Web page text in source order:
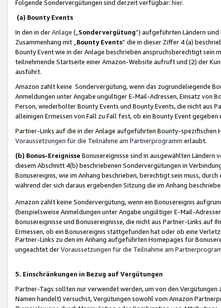
Folgende Sondervergütungen sind derzeit verfügbar: hier.
(a) Bounty Events
In den in derAnlage („ Sondervergütung“) aufgeführten Ländern
Zusammenhang mit „ Bounty Events“ die in dieser Ziffer 4 (a)
Bounty Event wie in der Anlage beschrieben anspruchsberechtigt sein
teilnehmende Startseite einer Amazon-Website aufruft und (2) der
ausführt.
Amazon zahlt keine Sondervergütung, wenn das zugrundeliegende
Anmeldungen unter Angabe ungültiger E-Mail-Adressen, Einsatz von
Person, wiederholter Bounty Events und Bounty Events, die nicht
alleinigen Ermessen von Fall zu Fall fest, ob ein Bounty Event
Partner-Links auf die in der Anlage aufgeführten Bounty-spezifischen
Voraussetzungen für die Teilnahme am Partnerprogramm erlaubt.
(b) Bonus-Ereignisse Bonusereignisse sind in ausgewählten Ländern
diesem Abschnitt 4(b) beschriebenen Sondervergütungen in
Bonusereignis, wie im Anhang beschrieben, berechtigt sein muss,
während der sich daraus ergebenden Sitzung die im Anhang
Amazon zahlt keine Sondervergütung, wenn ein Bonusereignis
(beispielsweise Anmeldungen unter Angabe ungültiger E-Mail-
Bonusereignisse und Bonusereignisse, die nicht aus Partner-Links auf
Ermessen, ob ein Bonusereignis stattgefunden hat oder ob eine
Partner-Links zu den im Anhang aufgeführten Homepages für
ungeachtet derVoraussetzungen für die Teilnahme am
5. Einschränkungen in Bezug auf Vergütungen
Partner-Tags sollten nur verwendet werden, um von den
Namen handelt) versuchst, Vergütungen sowohl vom Amazon